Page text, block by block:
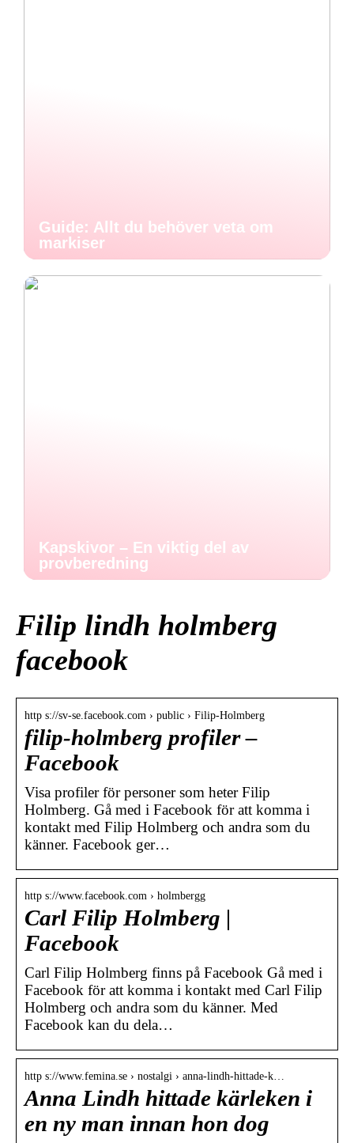
Guide: Allt du behöver veta om
markiser
Kapskivor – En viktig del av
provberedning
Filip lindh holmberg
facebook
http s://sv-se.facebook.com › public › Filip-Holmberg
filip-holmberg profiler –
Facebook
Visa profiler för personer som heter Filip
Holmberg. Gå med i Facebook för att komma i
kontakt med Filip Holmberg och andra som du
känner. Facebook ger…
http s://www.facebook.com › holmbergg
Carl Filip Holmberg |
Facebook
Carl Filip Holmberg finns på Facebook Gå med i
Facebook för att komma i kontakt med Carl Filip
Holmberg och andra som du känner. Med
Facebook kan du dela…
http s://www.femina.se › nostalgi › anna-lindh-hittade-k…
Anna Lindh hittade kärleken i
en ny man innan hon dog